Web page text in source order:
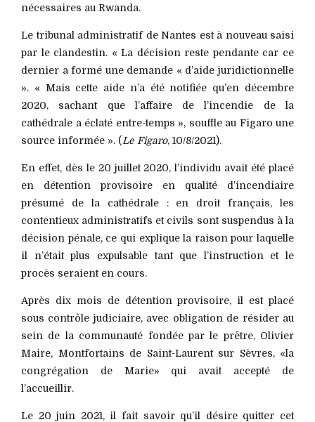
nécessaires au Rwanda.
Le tribunal administratif de Nantes est à nouveau saisi
par le clandestin. « La décision reste pendante car ce
dernier a formé une demande « d’aide juridictionnelle
». « Mais cette aide n’a été notifiée qu’en décembre
2020, sachant que l’affaire de l’incendie de la
cathédrale a éclaté entre-temps », souffle au Figaro une
source informée ». ( Le Figaro, 10/8/2021).
En effet, dès le 20 juillet 2020, l’individu avait été placé
en détention provisoire en qualité d’incendiaire
présumé de la cathédrale : en droit français, les
contentieux administratifs et civils sont suspendus à la
décision pénale, ce qui explique la raison pour laquelle
il n’était plus expulsable tant que l’instruction et le
procès seraient en cours.
Après dix mois de détention provisoire, il est placé
sous contrôle judiciaire, avec obligation de résider au
sein de la communauté fondée par le prêtre, Olivier
Maire, Montfortains de Saint-Laurent sur Sèvres, «la
congrégation de Marie» qui avait accepté de
l’accueillir.
Le 20 juin 2021, il fait savoir qu’il désire quitter cet